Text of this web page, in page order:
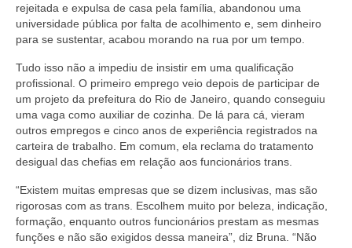
rejeitada e expulsa de casa pela família, abandonou uma
universidade pública por falta de acolhimento e, sem dinheiro
para se sustentar, acabou morando na rua por um tempo.
Tudo isso não a impediu de insistir em uma qualificação
profissional. O primeiro emprego veio depois de participar de
um projeto da prefeitura do Rio de Janeiro, quando conseguiu
uma vaga como auxiliar de cozinha. De lá para cá, vieram
outros empregos e cinco anos de experiência registrados na
carteira de trabalho. Em comum, ela reclama do tratamento
desigual das chefias em relação aos funcionários trans.
“Existem muitas empresas que se dizem inclusivas, mas são
rigorosas com as trans. Escolhem muito por beleza, indicação,
formação, enquanto outros funcionários prestam as mesmas
funções e não são exigidos dessa maneira”, diz Bruna. “Não